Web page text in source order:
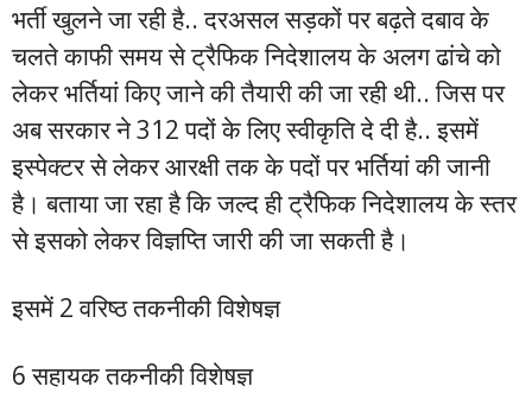
भर्ती खुलने जा रही है.. दरअसल सड़कों पर बढ़ते दबाव के
चलते काफी समय से ट्रैफिक निदेशालय के अलग ढांचे को
लेकर भर्तियां किए जाने की तैयारी की जा रही थी.. जिस पर
अब सरकार ने 312 पदों के लिए स्वीकृति दे दी है.. इसमें
इस्पेक्टर से लेकर आरक्षी तक के पदों पर भर्तियां की जानी
है। बताया जा रहा है कि जल्द ही ट्रैफिक निदेशालय के स्तर
से इसको लेकर विज्ञप्ति जारी की जा सकती है।
इसमें 2 वरिष्ठ तकनीकी विशेषज्ञ
6 सहायक तकनीकी विशेषज्ञ